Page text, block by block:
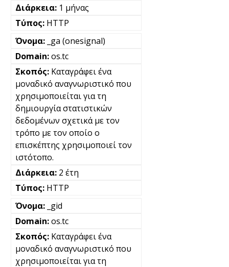
1 μήνας
HTTP
_ga (onesignal)
os.tc
Καταγράφει ένα
μοναδικό αναγνωριστικό που
χρησιμοποιείται για τη
δημιουργία στατιστικών
δεδομένων σχετικά με τον
τρόπο με τον οποίο ο
επισκέπτης χρησιμοποιεί τον
ιστότοπο.
2 έτη
HTTP
_gid
os.tc
Καταγράφει ένα
μοναδικό αναγνωριστικό που
χρησιμοποιείται για τη